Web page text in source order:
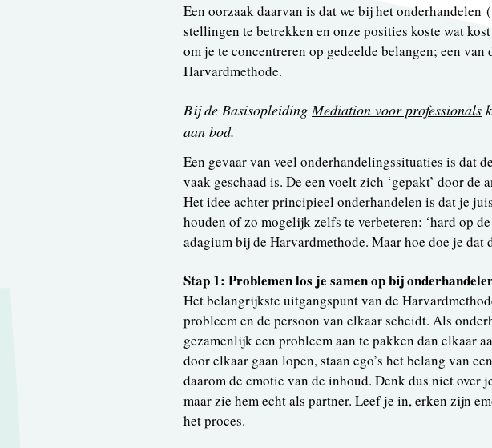
Een oorzaak daarvan is dat we bij het onderhandelen
stellingen te betrekken en onze posities koste wat
om je te concentreren op gedeelde belangen; een
Harvardmethode.
Bij de BasisopleidingMediation voor professionals
aan bod.
Een gevaar van veel onderhandelingssituaties is dat
vaak geschaad is. De een voelt zich ‘gepakt’ door
Het idee achter principieel onderhandelen is dat je
houden of zo mogelijk zelfs te verbeteren: ‘hard op
adagium bij de Harvardmethode. Maar hoe doe je dat
Stap 1: Problemen los je samen op bij
Het belangrijkste uitgangspunt van de
probleem en de persoon van elkaar scheidt. Als
gezamenlijk een probleem aan te pakken dan elkaar
door elkaar gaan lopen, staan ego’s het belang van
daarom de emotie van de inhoud. Denk dus niet over
maar zie hem echt als partner. Leef je in, erken zijn
het proces.